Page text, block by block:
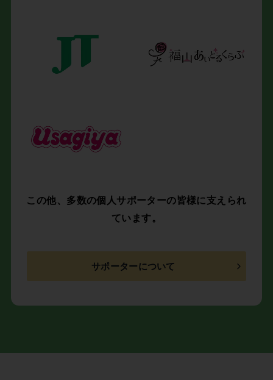
この他、多数の個人サポーターの皆様に支えられ
ています。
サポーターについて